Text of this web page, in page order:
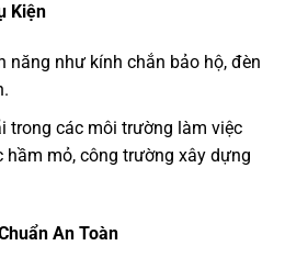
Kiện
năng như kính chắn bảo hộ, đèn
trong các môi trường làm việc
mỏ, công trường xây dựng
An Toàn